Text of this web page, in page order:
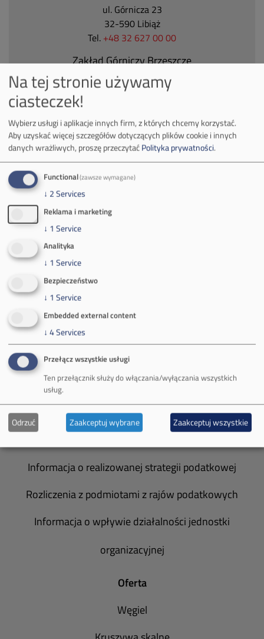
ul. Górnicza 23
32-590 Libiąż
Tel. +48 32 627 00 00
Zakład Górniczy Brzeszcze
ul.Kościuszki 1
32-620 Brzeszcze
Kontakt dla mediów:
media@pkw-sa.pl
+48 32 618 56 02
(poniedziałek-piątek 7:00-15:00)
Spółka Południowy Koncern Węglowy
Zakład Górniczy Brzeszcze
Zakład Górniczy Janina
Zakład Górniczy Sobieski
Informacja o realizowanej strategii podatkowej
Rozliczenia z podmiotami z rajów podatkowych
Informacja o wpływie działalności jednostki
organizacyjnej
Oferta
Węgiel
Na tej stronie używamy
ciasteczek!
Wybierz usługi i aplikacje innych firm, z których chcemy korzystać.
Aby uzyskać więcej szczegółów dotyczących plików cookie i innych
danych wrażliwych, proszę przeczytaćPolityka prywatności.
Functional(zawsze wymagane)
↓ 2Services
Reklama i marketing
↓ 1 Service
Analityka
↓ 1 Service
Bezpieczeństwo
↓ 1 Service
Embedded external content
↓ 4Services
Przełącz wszystkie usługi
Ten przełącznik służy do włączania/wyłączania wszystkich
usług.
Odrzuć Zaakceptuj wybrane Zaakceptuj wszystkie